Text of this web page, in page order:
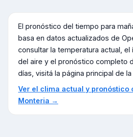
El pronóstico del tiempo para
basa en datos actualizados de
consultar la temperatura actual, el
del aire y el pronóstico completo
días, visitá la página principal de la
Ver el clima actual y pronóstico
Monteria →